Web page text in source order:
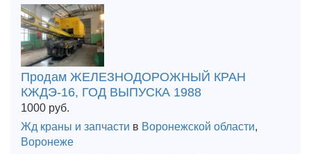
Продам ЖЕЛЕЗНОДОРОЖНЫЙ КРАН
КЖДЭ-16, ГОД ВЫПУСКА 1988
1000 руб.
Жд краны и запчасти в Воронежской области,
Воронеже